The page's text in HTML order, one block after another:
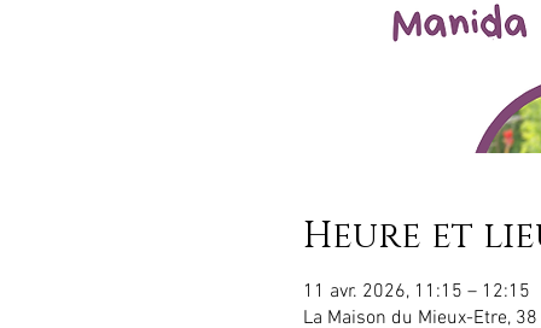
Heure et
11 avr. 2026, 11:15 – 12:15
La Maison du Mieux-Etre,